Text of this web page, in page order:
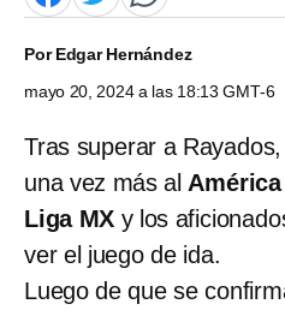
PorEdgar Hernández
mayo 20, 2024 a las 18:13 GMT-6
Tras superar a Rayados,
una vez más al América
Liga MX y los
ver el juego de ida.
Luego de que se